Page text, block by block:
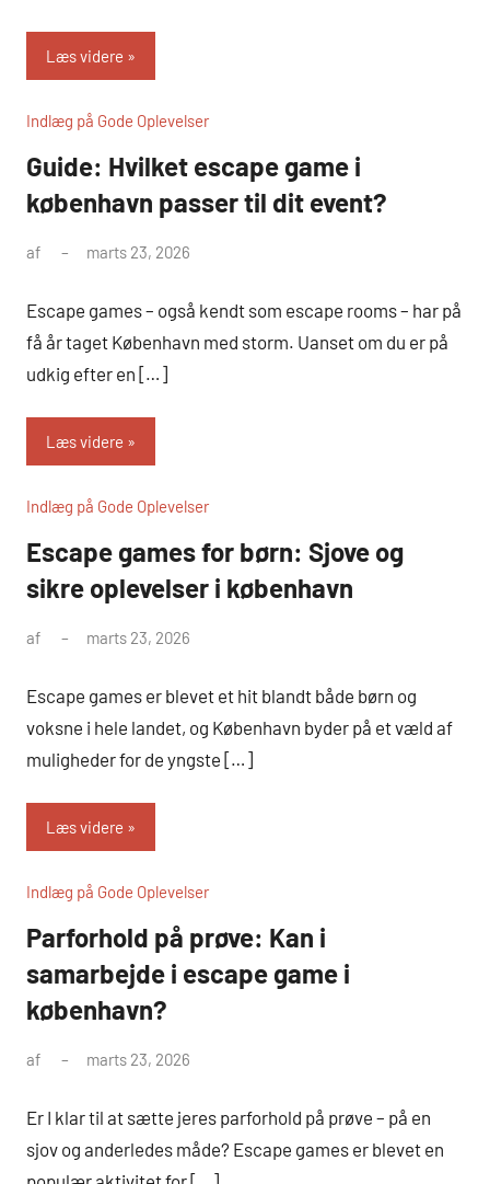
Læs videre
Indlæg på Gode Oplevelser
Guide: Hvilket escape game i
københavn passer til dit event?
af marts 23, 2026
Escape games – også kendt som escape rooms – har på
få år taget København med storm. Uanset om du er på
udkig efter en […]
Læs videre
Indlæg på Gode Oplevelser
Escape games for børn: Sjove og
sikre oplevelser i københavn
af marts 23, 2026
Escape games er blevet et hit blandt både børn og
voksne i hele landet, og København byder på et væld af
muligheder for de yngste […]
Læs videre
Indlæg på Gode Oplevelser
Parforhold på prøve: Kan i
samarbejde i escape game i
københavn?
af marts 23, 2026
Er I klar til at sætte jeres parforhold på prøve – på en
sjov og anderledes måde? Escape games er blevet en